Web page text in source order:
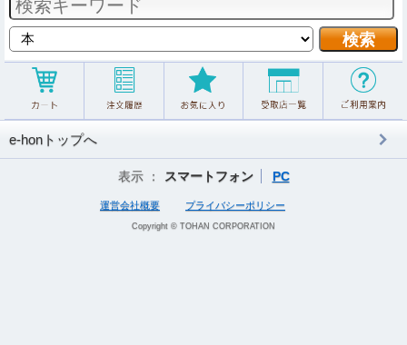
e-honトップへ
表示 ： スマートフォン PC
運営会社概要 プライバシーポリシー
Copyright © TOHAN CORPORATION